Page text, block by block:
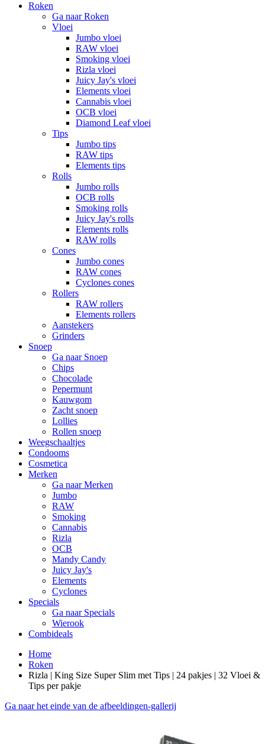
Roken
Ga naar Roken
Vloei
Jumbo vloei
RAW vloei
Smoking vloei
Rizla vloei
Juicy Jay's vloei
Elements vloei
Cannabis vloei
OCB vloei
Diamond Leaf vloei
Tips
Jumbo tips
RAW tips
Elements tips
Rolls
Jumbo rolls
OCB rolls
Smoking rolls
Juicy Jay's rolls
Elements rolls
RAW rolls
Cones
Jumbo cones
RAW cones
Cyclones cones
Rollers
RAW rollers
Elements rollers
Aanstekers
Grinders
Snoep
Ga naar Snoep
Chips
Chocolade
Pepermunt
Kauwgom
Zacht snoep
Lollies
Rollen snoep
Weegschaaltjes
Condooms
Cosmetica
Merken
Ga naar Merken
Jumbo
RAW
Smoking
Cannabis
Rizla
OCB
Mandy Candy
Juicy Jay's
Elements
Cyclones
Specials
Ga naar Specials
Wierook
Combideals
Home
Roken
Rizla | King Size Super Slim met Tips | 24 pakjes | 32 Vloei &
Tips per pakje
Ga naar het einde van de afbeeldingen-gallerij